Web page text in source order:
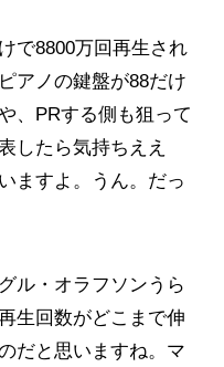
で8800万回再生され
アノの鍵盤が88だけ
、PRする側も狙って
したら気持ちええ
ますよ。うん。だっ
ル・オラフソンうら
生回数がどこまで伸
だと思いますね。マ